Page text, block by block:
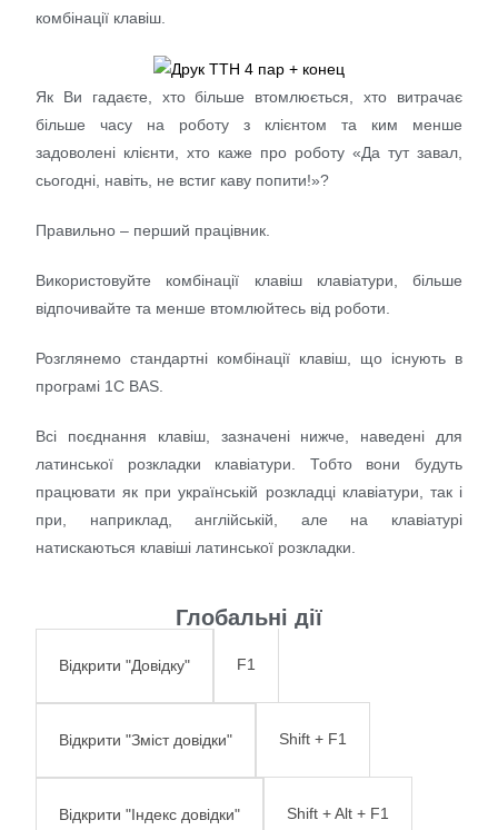
комбінації клавіш.
Як Ви гадаєте, хто більше втомлюється, хто витрачає
більше часу на роботу з клієнтом та ким менше
задоволені клієнти, хто каже про роботу «Да тут завал,
сьогодні, навіть, не встиг каву попити!»?
Правильно – перший працівник.
Використовуйте комбінації клавіш клавіатури, більше
відпочивайте та менше втомлюйтесь від роботи.
Розглянемо стандартні комбінації клавіш, що існують в
програмі 1С BAS.
Всі поєднання клавіш, зазначені нижче, наведені для
латинської розкладки клавіатури. Тобто вони будуть
працювати як при українській розкладці клавіатури, так і
при, наприклад, англійській, але на клавіатурі
натискаються клавіші латинської розкладки.
Глобальні дії
Відкрити "Довідку" F1
Відкрити "Зміст довідки" Shift + F1
Відкрити "Індекс довідки" Shift + Alt + F1